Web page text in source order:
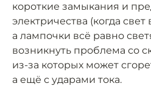
короткие замыкания и
электричества (когда
а лампочки всё равно
возникнуть проблема со
из-за которых может
а ещё с ударами тока.